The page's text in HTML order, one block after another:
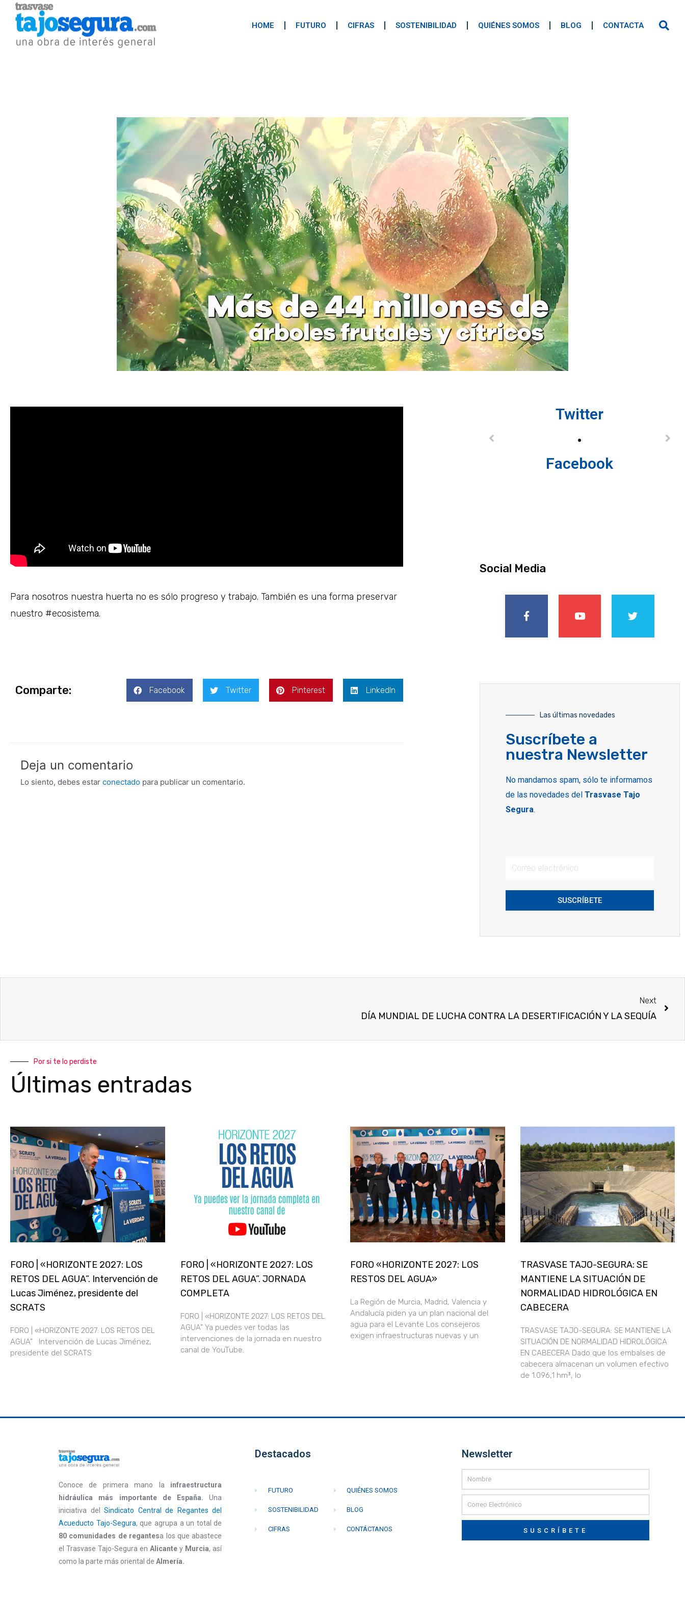
HOME FUTURO CIFRAS SOSTENIBILIDAD QUIÉNES SOMOS BLOG CONTACTA
Para nosotros nuestra huerta no es sólo progreso y trabajo. También es una forma preservar
nuestro #ecosistema.
Comparte: Facebook Twitter Pinterest LinkedIn
Deja un comentario
Lo siento, debes estar conectado para publicar un comentario.
Twitter
Facebook
Social Media
Las últimas novedades
Suscríbete a
nuestra Newsletter
No mandamos spam, sólo te informamos
de las novedades del Trasvase Tajo
Segura.
SUSCRÍBETE
Next
DÍA MUNDIAL DE LUCHA CONTRA LA DESERTIFICACIÓN Y LA SEQUÍA
Por si te lo perdiste
Últimas entradas
FORO | «HORIZONTE 2027: LOS
RETOS DEL AGUA”. Intervención de
Lucas Jiménez, presidente del
SCRATS
FORO | «HORIZONTE 2027: LOS RETOS DEL
AGUA” Intervención de Lucas Jiménez,
presidente del SCRATS
FORO | «HORIZONTE 2027: LOS
RETOS DEL AGUA”. JORNADA
COMPLETA
FORO | «HORIZONTE 2027: LOS RETOS DEL
AGUA” Ya puedes ver todas las
intervenciones de la jornada en nuestro
canal de YouTube.
FORO «HORIZONTE 2027: LOS
RESTOS DEL AGUA»
La Región de Murcia, Madrid, Valencia y
Andalucía piden ya un plan nacional del
agua para el Levante Los consejeros
exigen infraestructuras nuevas y un
TRASVASE TAJO-SEGURA: SE
MANTIENE LA SITUACIÓN DE
NORMALIDAD HIDROLÓGICA EN
CABECERA
TRASVASE TAJO-SEGURA: SE MANTIENE LA
SITUACIÓN DE NORMALIDAD HIDROLÓGICA
EN CABECERA Dado que los embalses de
cabecera almacenan un volumen efectivo
de 1.096,1 hm³, lo
Conoce de primera mano la infraestructura
hidráulica más importante de España.Una
iniciativa delSindicato Central de Regantes del
Acueducto Tajo-Segura, que agrupa a un total de
80 comunidades de regantesa los que abastece
el Trasvase Tajo-Segura enAlicantey Murcia, así
como la parte más oriental de Almería.
Destacados
FUTURO
SOSTENIBILIDAD
CIFRAS
QUIÉNES SOMOS
BLOG
CONTÁCTANOS
Newsletter
SUSCRÍBETE